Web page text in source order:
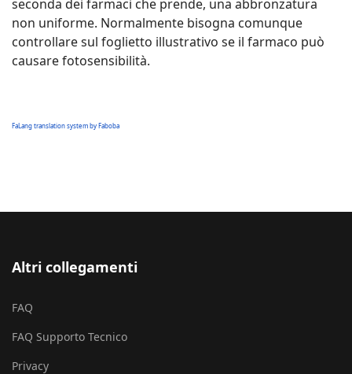
seconda dei farmaci che prende, una abbronzatura
non uniforme. Normalmente bisogna comunque
controllare sul foglietto illustrativo se il farmaco può
causare fotosensibilità.
FaLang translation system by Faboba
Altri collegamenti
FAQ
FAQ Supporto Tecnico
Privacy